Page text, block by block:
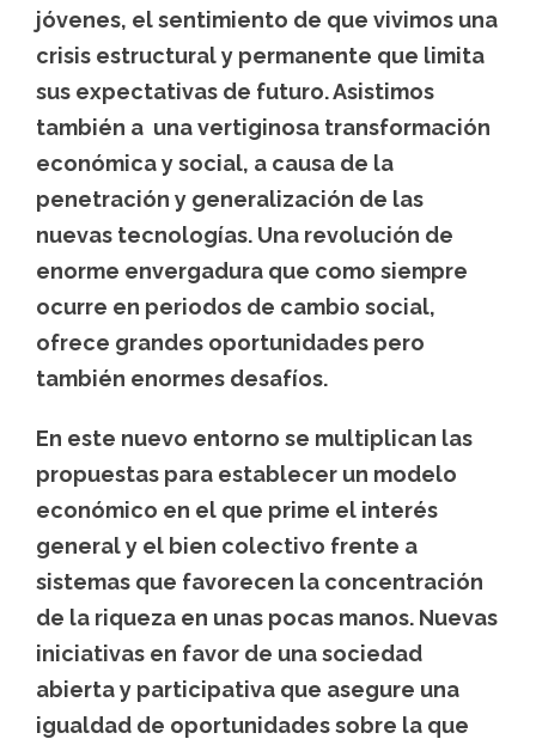
jóvenes, el sentimiento de que vivimos una
crisis estructural y permanente que limita
sus expectativas de futuro. Asistimos
también a una vertiginosa transformación
económica y social, a causa de la
penetración y generalización de las
nuevas tecnologías. Una revolución de
enorme envergadura que como siempre
ocurre en periodos de cambio social,
ofrece grandes oportunidades pero
también enormes desafíos.
En este nuevo entorno se multiplican las
propuestas para establecer un modelo
económico en el que prime el interés
general y el bien colectivo frente a
sistemas que favorecen la concentración
de la riqueza en unas pocas manos. Nuevas
iniciativas en favor de una sociedad
abierta y participativa que asegure una
igualdad de oportunidades sobre la que